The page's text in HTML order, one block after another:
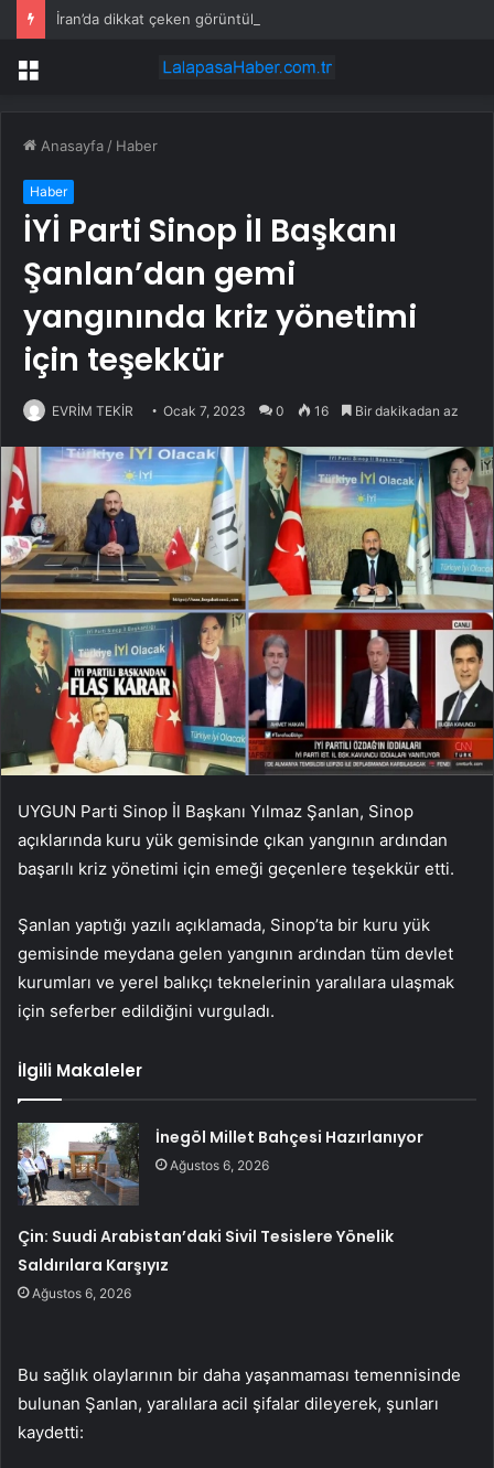
Menü
Anasayfa / Haber
Haber
İYİ Parti Sinop İl Başkanı
Şanlan’dan gemi
yangınında kriz yönetimi
için teşekkür
EVRİM TEKİR Ocak 7, 2023 0 16 Bir dakikadan az
UYGUN Parti Sinop İl Başkanı Yılmaz Şanlan, Sinop
açıklarında kuru yük gemisinde çıkan yangının ardından
başarılı kriz yönetimi için emeği geçenlere teşekkür etti.
Şanlan yaptığı yazılı açıklamada, Sinop’ta bir kuru yük
gemisinde meydana gelen yangının ardından tüm devlet
kurumları ve yerel balıkçı teknelerinin yaralılara ulaşmak
için seferber edildiğini vurguladı.
İlgili Makaleler
İnegöl Millet Bahçesi Hazırlanıyor
Ağustos 6, 2026
Çin: Suudi Arabistan’daki Sivil Tesislere Yönelik
Saldırılara Karşıyız
Ağustos 6, 2026
Bu sağlık olaylarının bir daha yaşanmaması temennisinde
bulunan Şanlan, yaralılara acil şifalar dileyerek, şunları
kaydetti: